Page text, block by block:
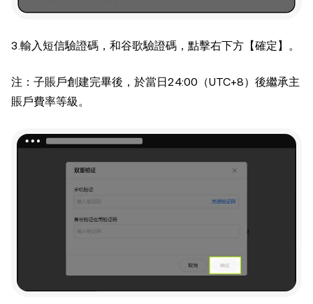
3.輸入短信驗證碼，和谷歌驗證碼，點擊右下方【確定】。
注：子賬戶創建完畢後，於當日24:00（UTC+8）後繼承主
賬戶費率等級。